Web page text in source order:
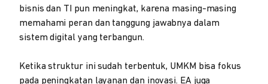
bisnis dan TI pun meningkat, karena masing-masing
memahami peran dan tanggung jawabnya dalam
sistem digital yang terbangun.
Ketika struktur ini sudah terbentuk, UMKM bisa fokus
pada peningkatan layanan dan inovasi. EA juga